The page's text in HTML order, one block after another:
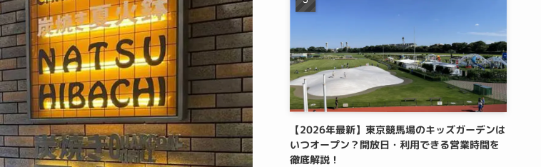
【2026年最新】東京競馬場のキッズガーデンは
いつオープン？開放日・利用できる営業時間を
徹底解説！